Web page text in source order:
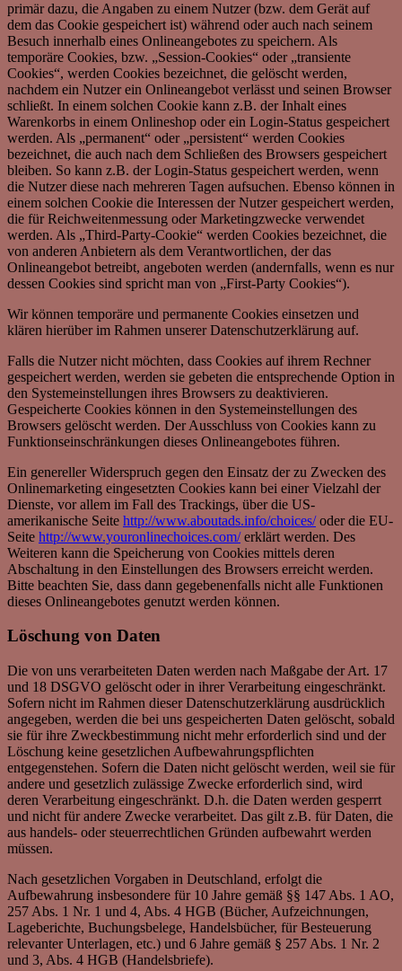
primär dazu, die Angaben zu einem Nutzer (bzw. dem Gerät auf
dem das Cookie gespeichert ist) während oder auch nach seinem
Besuch innerhalb eines Onlineangebotes zu speichern. Als
temporäre Cookies, bzw. „Session-Cookies“ oder „transiente
Cookies“, werden Cookies bezeichnet, die gelöscht werden,
nachdem ein Nutzer ein Onlineangebot verlässt und seinen Browser
schließt. In einem solchen Cookie kann z.B. der Inhalt eines
Warenkorbs in einem Onlineshop oder ein Login-Status gespeichert
werden. Als „permanent“ oder „persistent“ werden Cookies
bezeichnet, die auch nach dem Schließen des Browsers gespeichert
bleiben. So kann z.B. der Login-Status gespeichert werden, wenn
die Nutzer diese nach mehreren Tagen aufsuchen. Ebenso können in
einem solchen Cookie die Interessen der Nutzer gespeichert werden,
die für Reichweitenmessung oder Marketingzwecke verwendet
werden. Als „Third-Party-Cookie“ werden Cookies bezeichnet, die
von anderen Anbietern als dem Verantwortlichen, der das
Onlineangebot betreibt, angeboten werden (andernfalls, wenn es nur
dessen Cookies sind spricht man von „First-Party Cookies“).
Wir können temporäre und permanente Cookies einsetzen und
klären hierüber im Rahmen unserer Datenschutzerklärung auf.
Falls die Nutzer nicht möchten, dass Cookies auf ihrem Rechner
gespeichert werden, werden sie gebeten die entsprechende Option in
den Systemeinstellungen ihres Browsers zu deaktivieren.
Gespeicherte Cookies können in den Systemeinstellungen des
Browsers gelöscht werden. Der Ausschluss von Cookies kann zu
Funktionseinschränkungen dieses Onlineangebotes führen.
Ein genereller Widerspruch gegen den Einsatz der zu Zwecken des
Onlinemarketing eingesetzten Cookies kann bei einer Vielzahl der
Dienste, vor allem im Fall des Trackings, über die US-
amerikanische Seite http://www.aboutads.info/choices/oder die EU-
Seite http://www.youronlinechoices.com/erklärt werden. Des
Weiteren kann die Speicherung von Cookies mittels deren
Abschaltung in den Einstellungen des Browsers erreicht werden.
Bitte beachten Sie, dass dann gegebenenfalls nicht alle Funktionen
dieses Onlineangebotes genutzt werden können.
Löschung von Daten
Die von uns verarbeiteten Daten werden nach Maßgabe der Art. 17
und 18 DSGVO gelöscht oder in ihrer Verarbeitung eingeschränkt.
Sofern nicht im Rahmen dieser Datenschutzerklärung ausdrücklich
angegeben, werden die bei uns gespeicherten Daten gelöscht, sobald
sie für ihre Zweckbestimmung nicht mehr erforderlich sind und der
Löschung keine gesetzlichen Aufbewahrungspflichten
entgegenstehen. Sofern die Daten nicht gelöscht werden, weil sie für
andere und gesetzlich zulässige Zwecke erforderlich sind, wird
deren Verarbeitung eingeschränkt. D.h. die Daten werden gesperrt
und nicht für andere Zwecke verarbeitet. Das gilt z.B. für Daten, die
aus handels- oder steuerrechtlichen Gründen aufbewahrt werden
müssen.
Nach gesetzlichen Vorgaben in Deutschland, erfolgt die
Aufbewahrung insbesondere für 10 Jahre gemäß §§ 147 Abs. 1 AO,
257 Abs. 1 Nr. 1 und 4, Abs. 4 HGB (Bücher, Aufzeichnungen,
Lageberichte, Buchungsbelege, Handelsbücher, für Besteuerung
relevanter Unterlagen, etc.) und 6 Jahre gemäß § 257 Abs. 1 Nr. 2
und 3, Abs. 4 HGB (Handelsbriefe).